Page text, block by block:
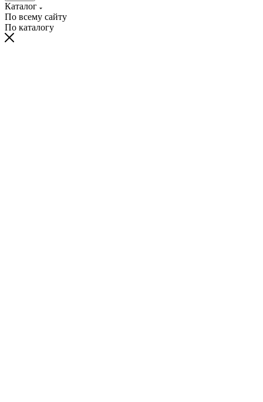
Каталог
По всему сайту
По каталогу